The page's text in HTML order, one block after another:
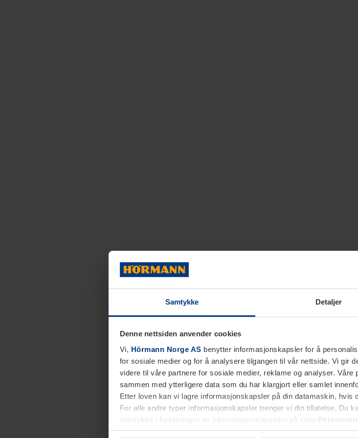
Samtykke Detaljer
Denne nettsiden anvender cookies
Vi, Hörmann Norge AS benytter informasjonskapsler for å
for sosiale medier og for å analysere tilgangen til vår nettside. Vi gir
videre til våre partnere for sosiale medier, reklame og analyser.
sammen med ytterligere data som du har klargjort eller samlet
Etter loven kan vi lagre informasjonskapsler på din datamaskin, hvis
For alle andre typer informasjonskapsler trenger vi din tillatelse. Du
samtykke i forklaringen av informasjonskapselen på siden